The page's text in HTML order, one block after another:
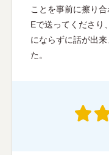
ことを事前に擦り
Eで送ってくださり
にならずに話が出
た。